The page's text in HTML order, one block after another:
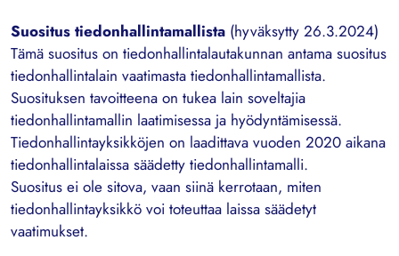
Suositus tiedonhallintamallista (hyväksytty 26.3.2024)
Tämä suositus on tiedonhallintalautakunnan antama suositus
tiedonhallintalain vaatimasta tiedonhallintamallista.
Suosituksen tavoitteena on tukea lain soveltajia
tiedonhallintamallin laatimisessa ja hyödyntämisessä.
Tiedonhallintayksikköjen on laadittava vuoden 2020 aikana
tiedonhallintalaissa säädetty tiedonhallintamalli.
Suositus ei ole sitova, vaan siinä kerrotaan, miten
tiedonhallintayksikkö voi toteuttaa laissa säädetyt
vaatimukset.